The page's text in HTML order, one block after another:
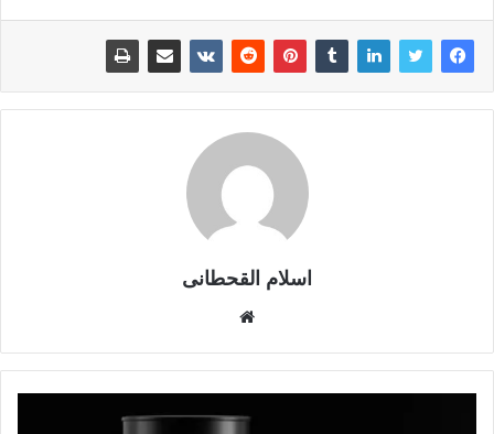
اسلام القحطانى
ق
ع
ا